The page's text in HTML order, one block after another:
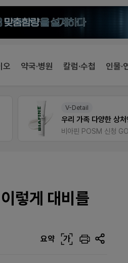
오 약국·병원 칼럼·수첩 인물·
V-Detail
비아핀 POSM 신청
렇게 대비를
요약 가